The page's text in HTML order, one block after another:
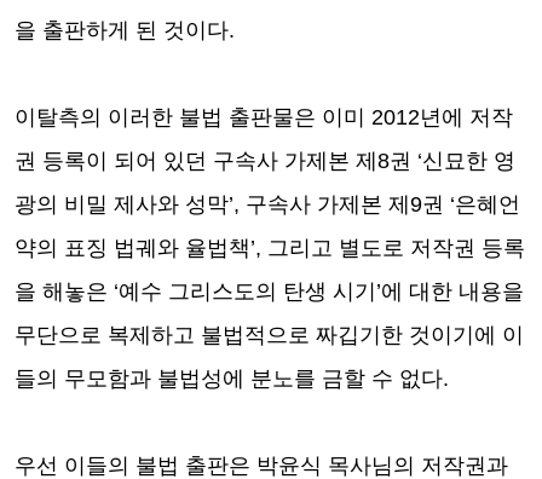
을 출판하게 된 것이다.
이탈측의 이러한 불법 출판물은 이미 2012년에 저작
권 등록이 되어 있던 구속사 가제본 제 8권 ‘신묘한 영
광의 비밀 제사와 성막’, 구속사 가제본 제 9권 ‘은혜언
약의 표징 법궤와 율법책’, 그리고 별도로 저작권 등록
을 해놓은 ‘예수 그리스도의 탄생 시기 ’에 대한 내용을
무단으로 복제하고 불법적으로 짜깁기한 것이기에 이
들의 무모함과 불법성에 분노를 금할 수 없다.
우선 이들의 불법 출판은 박윤식 목사님의 저작권과